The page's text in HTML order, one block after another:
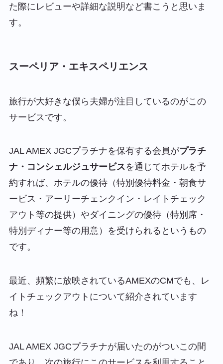
た際にレビューや詳細な説明など書こうと思いま
す。
スーペリア・エキスペリエンス
旅行が大好きな僕ら夫婦が注目しているのがこの
サービスです。
JAL AMEX JGCプラチナを保有する会員がプラチ
ナ・コンシェルジュサービスを通じてホテルを予
約すれば、 ホテルの優待（特別優待料金・朝食サ
ービス・アーリーチェンクイン・レイトチェック
アウト等の提供） やダイニングの優待（特別席・
特別ディナー等の用意）
を受けられるというもの
です。
最近、頻繁に放映されているAMEXのCMでも、レ
イトチェックアウトについて紹介されています
ね！
JAL AMEX JGCプラチナが届いたのがついこの間